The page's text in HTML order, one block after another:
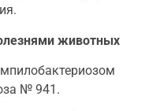
животных
№ 941.